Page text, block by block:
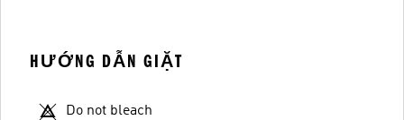
HƯỚNG DẪN GIẶT
Do not bleach